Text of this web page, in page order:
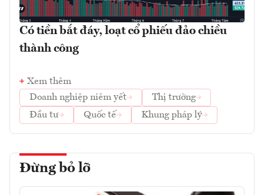
Có tiền bắt đáy, loạt cổ phiếu đảo chiều
thành công
Xem thêm
Doanh nghiệp niêm yết
Thị trường
Đầu tư
Quốc tế Khung pháp lý
Đừng bỏ lỡ